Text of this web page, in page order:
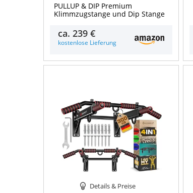
PULLUP & DIP Premium
Klimmzugstange und Dip Stange
ca. 239 €
kostenlose Lieferung
Details & Preise